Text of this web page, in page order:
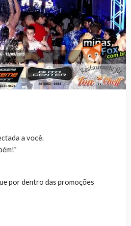
a você.
por dentro das promoções